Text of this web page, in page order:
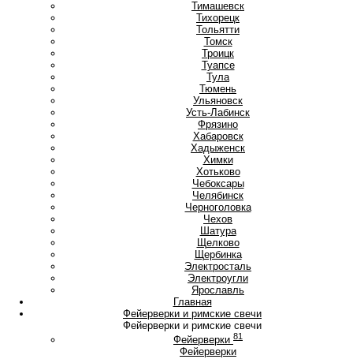
Тимашевск
Тихорецк
Тольятти
Томск
Троицк
Туапсе
Тула
Тюмень
Ульяновск
Усть-Лабинск
Фрязино
Хабаровск
Хадыженск
Химки
Хотьково
Чебоксары
Челябинск
Черноголовка
Чехов
Шатура
Щелково
Щербинка
Электросталь
Электроугли
Ярославль
Главная
Фейерверки и римские свечи
Фейерверки и римские свечи
Фейерверки 81
Фейерверки